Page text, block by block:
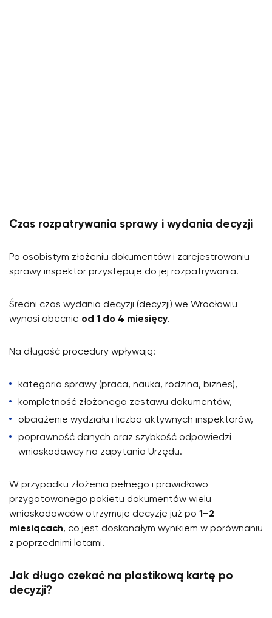
Czas rozpatrywania sprawy i wydania decyzji
Po osobistym złożeniu dokumentów i zarejestrowaniu
sprawy inspektor przystępuje do jej rozpatrywania.
Średni czas wydania decyzji (decyzji) we Wrocławiu
wynosi obecnie od 1 do 4 miesięcy.
Na długość procedury wpływają:
kategoria sprawy (praca, nauka, rodzina, biznes),
kompletność złożonego zestawu dokumentów,
obciążenie wydziału i liczba aktywnych inspektorów,
poprawność danych oraz szybkość odpowiedzi
wnioskodawcy na zapytania Urzędu.
W przypadku złożenia pełnego i prawidłowo
przygotowanego pakietu dokumentów wielu
wnioskodawców otrzymuje decyzję już po 1–2
miesiącach, co jest doskonałym wynikiem w porównaniu
z poprzednimi latami.
Jak długo czekać na plastikową kartę po
decyzji?